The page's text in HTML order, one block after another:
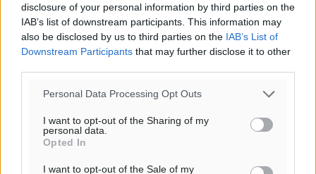
disclosure of your personal information by third parties on the
IAB’s list of downstream participants. This information may
also be disclosed by us to third parties on the IAB’s List of
Downstream Participants that may further disclose it to other
Personal Data Processing Opt Outs
I want to opt-out of the Sharing of my
personal data.
Opted In
I want to opt-out of the Sale of my
πρόγνωση:
33°
ΚΥ
30°
ΔΕ